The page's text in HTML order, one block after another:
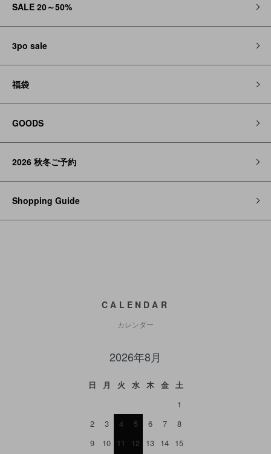
SALE 20～50%
3po sale
福袋
GOODS
2026 秋冬ご予約
Shopping Guide
CALENDAR
カレンダー
2026年8月
日 月 火 水 木 金
土
1
2
3 4 5 6 7
8
9
10 11 12 13 14 15